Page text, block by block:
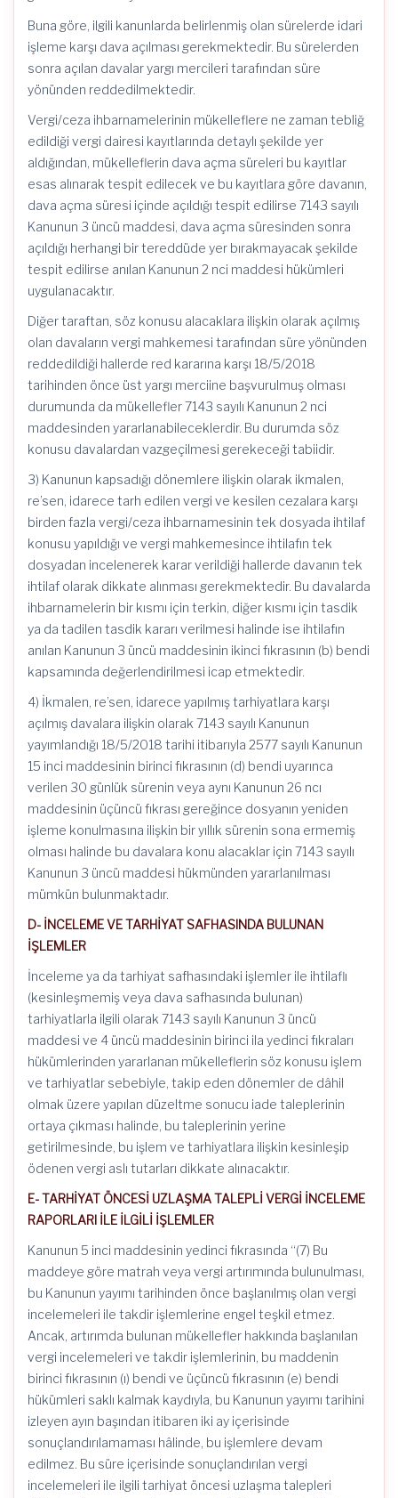
Buna göre, ilgili kanunlarda belirlenmiş olan sürelerde idari
işleme karşı dava açılması gerekmektedir. Bu sürelerden
sonra açılan davalar yargı mercileri tarafından süre
yönünden reddedilmektedir.
Vergi/ceza ihbarnamelerinin mükelleflere ne zaman tebliğ
edildiği vergi dairesi kayıtlarında detaylı şekilde yer
aldığından, mükelleflerin dava açma süreleri bu kayıtlar
esas alınarak tespit edilecek ve bu kayıtlara göre davanın,
dava açma süresi içinde açıldığı tespit edilirse 7143 sayılı
Kanunun 3 üncü maddesi, dava açma süresinden sonra
açıldığı herhangi bir tereddüde yer bırakmayacak şekilde
tespit edilirse anılan Kanunun 2 nci maddesi hükümleri
uygulanacaktır.
Diğer taraftan, söz konusu alacaklara ilişkin olarak açılmış
olan davaların vergi mahkemesi tarafından süre yönünden
reddedildiği hallerde red kararına karşı 18/5/2018
tarihinden önce üst yargı merciine başvurulmuş olması
durumunda da mükellefler 7143 sayılı Kanunun 2 nci
maddesinden yararlanabileceklerdir. Bu durumda söz
konusu davalardan vazgeçilmesi gerekeceği tabiidir.
3) Kanunun kapsadığı dönemlere ilişkin olarak ikmalen,
re’sen, idarece tarh edilen vergi ve kesilen cezalara karşı
birden fazla vergi/ceza ihbarnamesinin tek dosyada ihtilaf
konusu yapıldığı ve vergi mahkemesince ihtilafın tek
dosyadan incelenerek karar verildiği hallerde davanın tek
ihtilaf olarak dikkate alınması gerekmektedir. Bu davalarda
ihbarnamelerin bir kısmı için terkin, diğer kısmı için tasdik
ya da tadilen tasdik kararı verilmesi halinde ise ihtilafın
anılan Kanunun 3 üncü maddesinin ikinci fıkrasının (b) bendi
kapsamında değerlendirilmesi icap etmektedir.
4) İkmalen, re’sen, idarece yapılmış tarhiyatlara karşı
açılmış davalara ilişkin olarak 7143 sayılı Kanunun
yayımlandığı 18/5/2018 tarihi itibarıyla 2577 sayılı Kanunun
15 inci maddesinin birinci fıkrasının (d) bendi uyarınca
verilen 30 günlük sürenin veya aynı Kanunun 26 ncı
maddesinin üçüncü fıkrası gereğince dosyanın yeniden
işleme konulmasına ilişkin bir yıllık sürenin sona ermemiş
olması halinde bu davalara konu alacaklar için 7143 sayılı
Kanunun 3 üncü maddesi hükmünden yararlanılması
mümkün bulunmaktadır.
D- İNCELEME VE TARHİYAT SAFHASINDA BULUNAN
İŞLEMLER
İnceleme ya da tarhiyat safhasındaki işlemler ile ihtilaflı
(kesinleşmemiş veya dava safhasında bulunan)
tarhiyatlarla ilgili olarak 7143 sayılı Kanunun 3 üncü
maddesi ve 4 üncü maddesinin birinci ila yedinci fıkraları
hükümlerinden yararlanan mükelleflerin söz konusu işlem
ve tarhiyatlar sebebiyle, takip eden dönemler de dâhil
olmak üzere yapılan düzeltme sonucu iade taleplerinin
ortaya çıkması halinde, bu taleplerinin yerine
getirilmesinde, bu işlem ve tarhiyatlara ilişkin kesinleşip
ödenen vergi aslı tutarları dikkate alınacaktır.
E- TARHİYAT ÖNCESİ UZLAŞMA TALEPLİ VERGİ İNCELEME
RAPORLARI İLE İLGİLİ İŞLEMLER
Kanunun 5 inci maddesinin yedinci fıkrasında “(7) Bu
maddeye göre matrah veya vergi artırımında bulunulması,
bu Kanunun yayımı tarihinden önce başlanılmış olan vergi
incelemeleri ile takdir işlemlerine engel teşkil etmez.
Ancak, artırımda bulunan mükellefler hakkında başlanılan
vergi incelemeleri ve takdir işlemlerinin, bu maddenin
birinci fıkrasının (ı) bendi ve üçüncü fıkrasının (e) bendi
hükümleri saklı kalmak kaydıyla, bu Kanunun yayımı tarihini
izleyen ayın başından itibaren iki ay içerisinde
sonuçlandırılamaması hâlinde, bu işlemlere devam
edilmez. Bu süre içerisinde sonuçlandırılan vergi
incelemeleri ile ilgili tarhiyat öncesi uzlaşma talepleri